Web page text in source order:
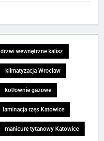
drzwi wewnętrzne kalisz
klimatyzacja Wrocław
kotłownie gazowe
laminacja rzęs Katowice
manicure tytanowy Katowice